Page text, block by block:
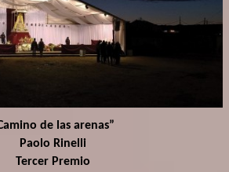
de las arenas”
Paolo Rinelli
Tercer Premio